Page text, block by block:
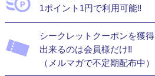
1ポイント1円で利用可能‼
シークレットクーポンを獲得
出来るのは会員様だけ‼
（メルマガで不定期配布中）